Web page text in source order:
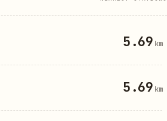
5.69 km
5.69 km